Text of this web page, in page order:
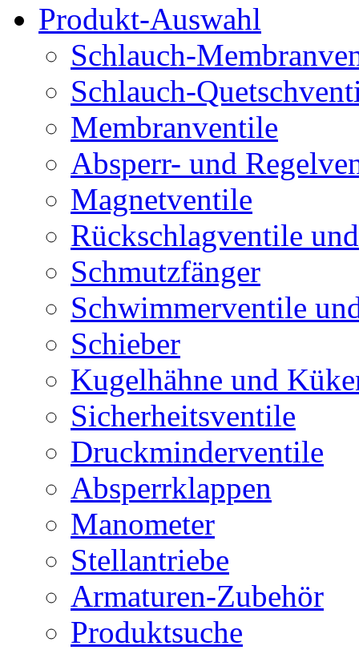
Produkt-Auswahl
Schlauch-
Schlauch-
Membranventile
Absperr- und
Magnetventile
Rückschlagventile
Schmutzfänger
Schwimmerventile
Schieber
Kugelhähne und
Sicherheitsventile
Druckminderventile
Absperrklappen
Manometer
Stellantriebe
Armaturen-Zubehör
Produktsuche